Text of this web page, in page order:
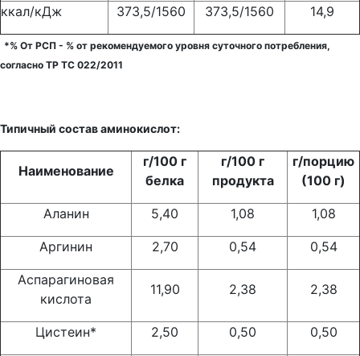
ккал/кДж 373,5/1560 373,5/1560 14,9
*% От РСП - % от рекомендуемого уровня суточного потребления,
согласно ТР ТС 022/2011
Типичный состав аминокислот:
Наименование
г/100 г
белка
г/100 г
продукта
г/порцию
(100 г)
Аланин 5,40 1,08 1,08
Аргинин 2,70 0,54 0,54
Аспарагиновая
кислота
11,90 2,38 2,38
Цистеин* 2,50 0,50 0,50